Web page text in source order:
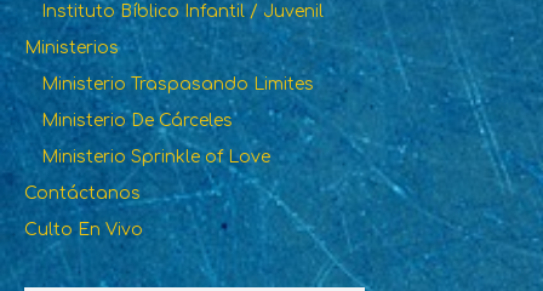
Instituto Bíblico Infantil / Juvenil
Ministerios
Ministerio Traspasando Limites
Ministerio De Cárceles
Ministerio Sprinkle of Love
Contáctanos
Culto En Vivo